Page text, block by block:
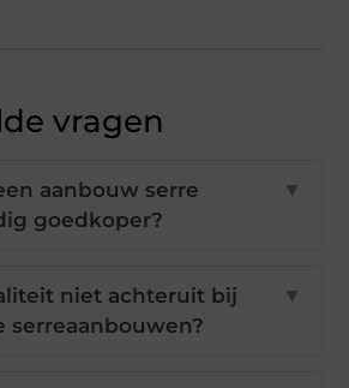
vragen
aanbouw serre
goedkoper?
▼
niet achteruit bij
serreaanbouwen?
▼